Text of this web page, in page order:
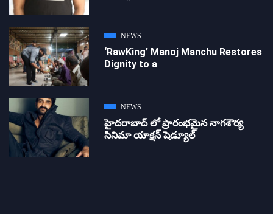
NEWS
‘RawKing’ Manoj Manchu Restores
Dignity to a
NEWS
హైదరాబాద్ లో ప్రారంభమైన నాగశౌర్య
సినిమా యాక్షన్ షెడ్యూల్